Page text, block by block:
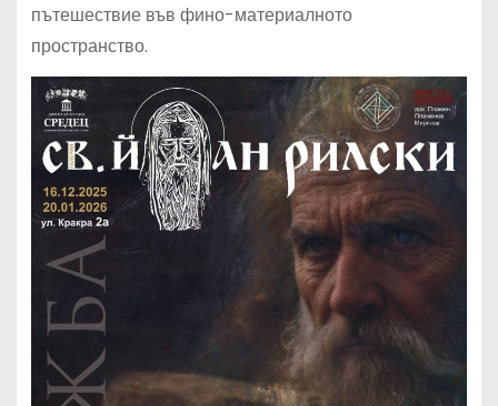
пътешествие във фино-материалното
пространство.